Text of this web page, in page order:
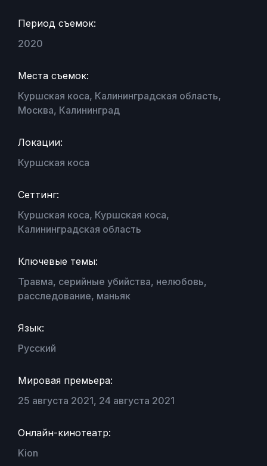
Период съемок:
2020
Места съемок:
Куршская коса, Калининградская область,
Москва, Калининград
Локации:
Куршская коса
Сеттинг:
Куршская коса, Куршская коса,
Калининградская область
Ключевые темы:
Травма, серийные убийства, нелюбовь,
расследование, маньяк
Язык:
Русский
Мировая премьера:
25 августа 2021, 24 августа 2021
Онлайн-кинотеатр:
Kion